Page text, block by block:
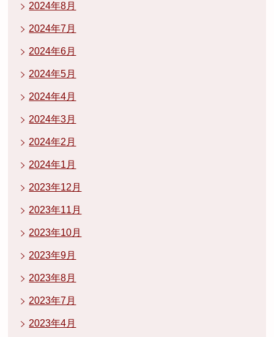
2024年8月
2024年7月
2024年6月
2024年5月
2024年4月
2024年3月
2024年2月
2024年1月
2023年12月
2023年11月
2023年10月
2023年9月
2023年8月
2023年7月
2023年4月